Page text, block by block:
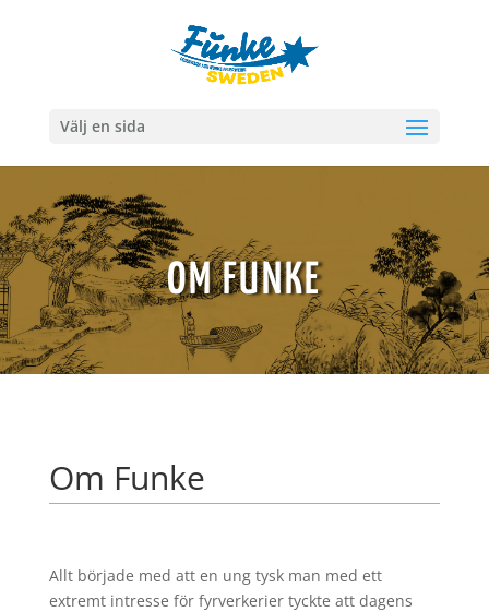
Välj en sida
OM FUNKE
Om Funke
Allt började med att en ung tysk man med ett
extremt intresse för fyrverkerier tyckte att dagens